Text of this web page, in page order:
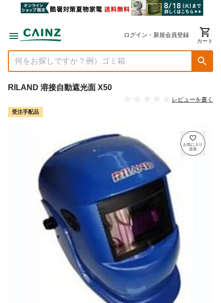
ログイン・新規会員登録
カート
RILAND 溶接自動遮光面 X50
レビューを書く
受注手配品